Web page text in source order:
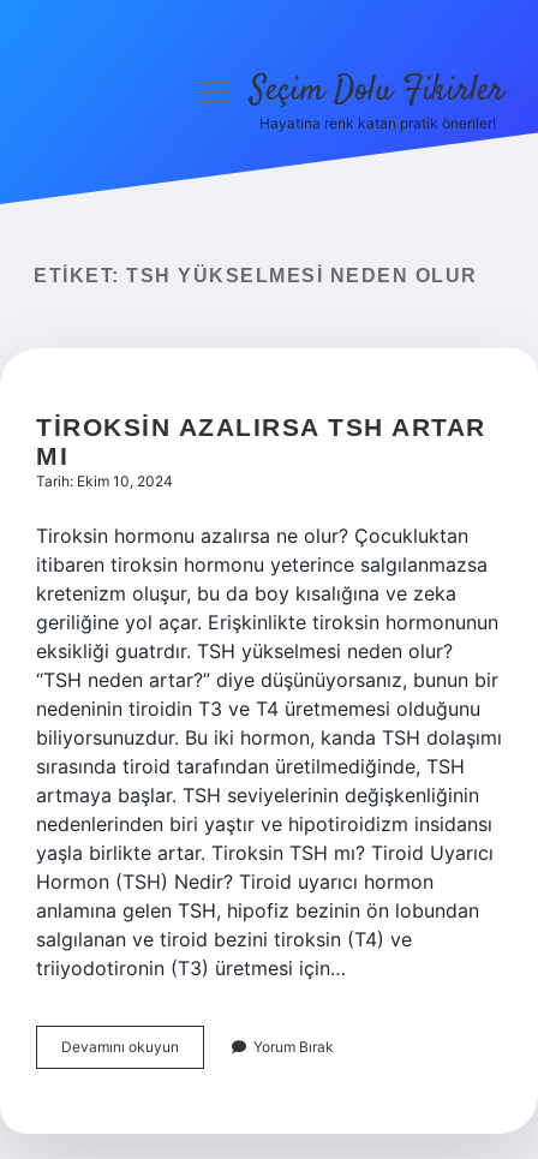
Yasal Uyarı
menüyüSeçim Dolu Fikirler
Hayatına renk katan pratik öneriler!
ETIKET: TSH YÜKSELMESI NEDEN OLUR
TIROKSIN AZALIRSA TSH ARTAR
MI
Tarih: Ekim 10, 2024
Tiroksin hormonu azalırsa ne olur? Çocukluktan
itibaren tiroksin hormonu yeterince salgılanmazsa
kretenizm oluşur, bu da boy kısalığına ve zeka
geriliğine yol açar. Erişkinlikte tiroksin hormonunun
eksikliği guatrdır. TSH yükselmesi neden olur?
“TSH neden artar?” diye düşünüyorsanız, bunun bir
nedeninin tiroidin T3 ve T4 üretmemesi olduğunu
biliyorsunuzdur. Bu iki hormon, kanda TSH dolaşımı
sırasında tiroid tarafından üretilmediğinde, TSH
artmaya başlar. TSH seviyelerinin değişkenliğinin
nedenlerinden biri yaştır ve hipotiroidizm insidansı
yaşla birlikte artar. Tiroksin TSH mı? Tiroid Uyarıcı
Hormon (TSH) Nedir? Tiroid uyarıcı hormon
anlamına gelen TSH, hipofiz bezinin ön lobundan
salgılanan ve tiroid bezini tiroksin (T4) ve
triiyodotironin (T3) üretmesi için…
Devamını okuyun
Azalırsa
Mı
Yorum Bırak